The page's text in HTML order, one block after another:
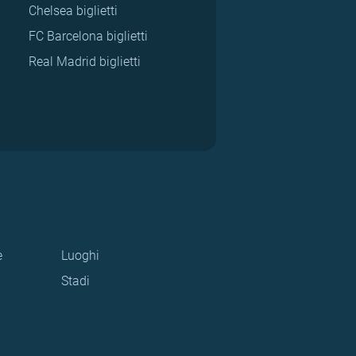
Chelsea biglietti
FC Barcelona biglietti
Real Madrid biglietti
Luoghi
Stadi